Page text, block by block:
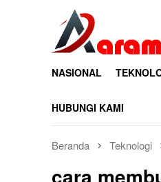
NASIONAL
HUBUNGI KAMI
Beranda Teknologi
cara